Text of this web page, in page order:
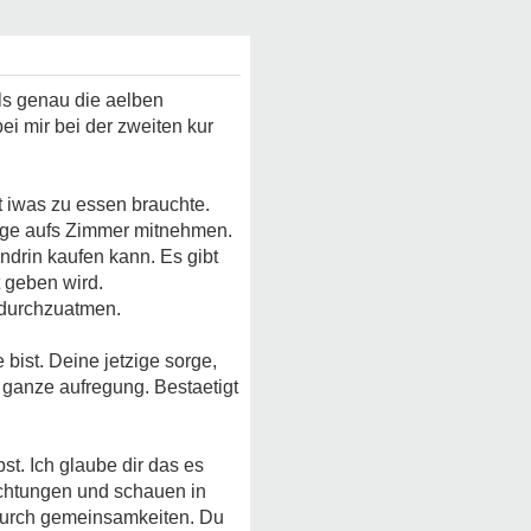
genau die aelben
mir bei der zweiten kur
zu essen brauchte.
aufs Zimmer mitnehmen.
kaufen kann. Es gibt
wird.
bist. Deine jetzige sorge,
aufregung. Bestaetigt
Ich glaube dir das es
und schauen in
gemeinsamkeiten. Du